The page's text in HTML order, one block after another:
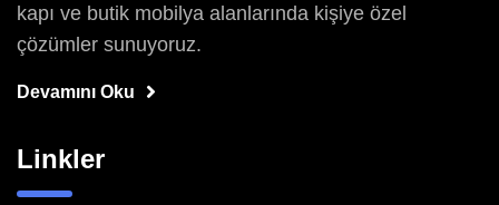
kapı ve butik mobilya alanlarında kişiye özel
çözümler sunuyoruz.
Devamını Oku
Linkler